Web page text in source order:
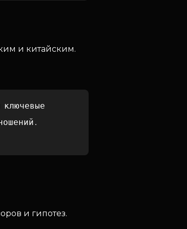
и китайским.
и гипотез.